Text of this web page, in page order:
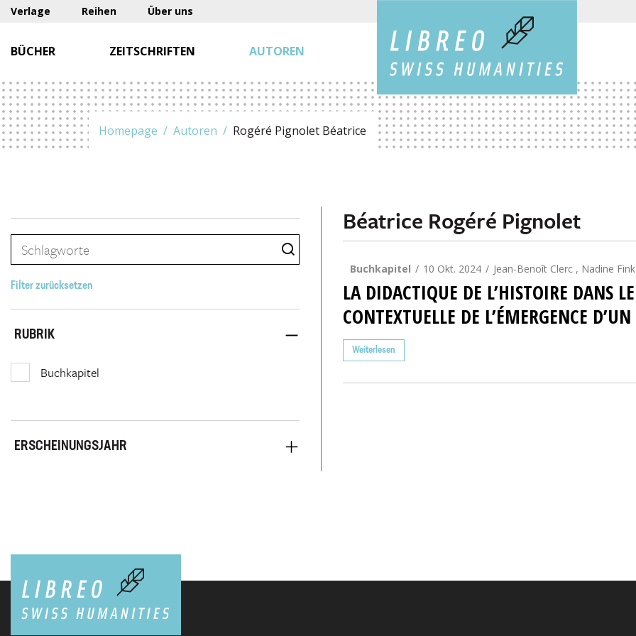
Verlage Reihen Über uns
BÜCHER ZEITSCHRIFTEN AUTOREN
Homepage Autoren Rogéré Pignolet Béatrice
Filter zurücksetzen
RUBRIK
Buchkapitel
ERSCHEINUNGSJAHR
Béatrice Rogéré Pignolet
Buchkapitel 10 Okt. 2024 Jean-Benoît Clerc , Nadine
LA DIDACTIQUE DE L’HISTOIRE DANS
CONTEXTUELLE DE L’ÉMERGENCE
Weiterlesen